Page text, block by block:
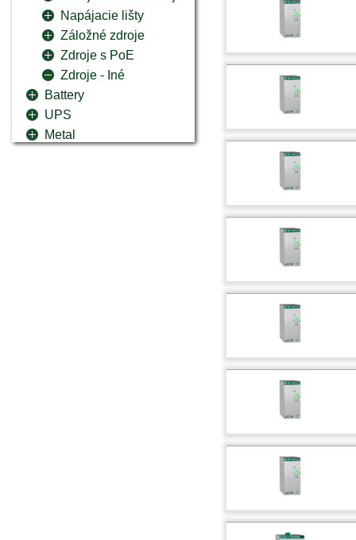
Napájacie lišty
Záložné zdroje
Zdroje s PoE
Zdroje - Iné
Battery
UPS
Metal